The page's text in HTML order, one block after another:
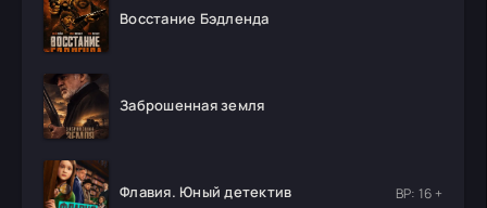
Восстание Бэдленда
Заброшенная земля
Флавия. Юный детектив ВР: 16 +